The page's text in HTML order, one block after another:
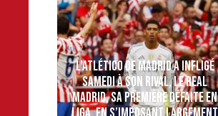
L’ATLÉTICO DE MADRID A INFLIGÉ
SAMEDI À SON RIVAL, LE REAL
MADRID, SA PREMIÈRE DÉFAITE EN